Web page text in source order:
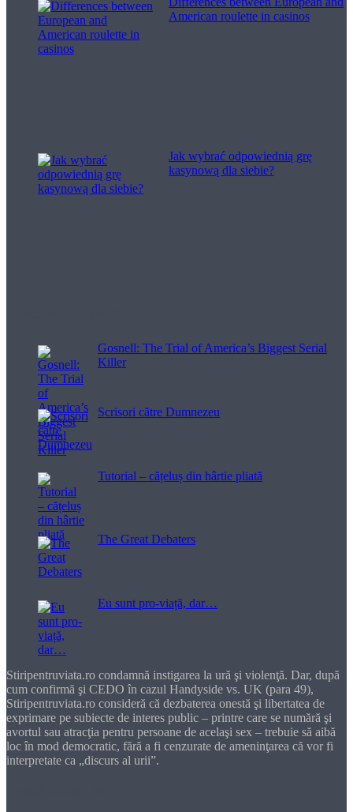
American roulette in casinos
Jak wybrać odpowiednią grę
kasynową dla siebie?
Gosnell: The Trial of America’s Biggest Serial
Killer
Scrisori către Dumnezeu
Tutorial – cățeluș din hârtie pliată
The Great Debaters
Eu sunt pro-viață, dar…
Stiripentruviata.ro condamnă instigarea la ură şi violenţă. Dar, după
cum confirmă şi CEDO în cazul Handyside vs. UK (para 49),
Stiripentruviata.ro consideră că dezbaterea onestă şi libertatea de
exprimare pe subiecte de interes public – printre care se numără şi
avortul sau atracţia pentru persoane de acelaşi sex – trebuie să aibă
loc în mod democratic, fără a fi cenzurate de ameninţarea că vor fi
interpretate ca „discurs al urii”.